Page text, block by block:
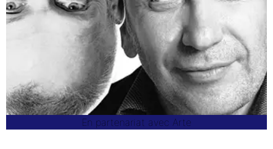
En partenariat avec Arte